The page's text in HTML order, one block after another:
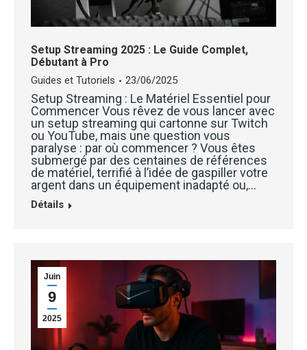
Setup Streaming 2025 : Le Guide Complet,
Débutant à Pro
Guides et Tutoriels 23/06/2025
Setup Streaming : Le Matériel Essentiel pour
Commencer Vous rêvez de vous lancer avec
un setup streaming qui cartonne sur Twitch
ou YouTube, mais une question vous
paralyse : par où commencer ? Vous êtes
submergé par des centaines de références
de matériel, terrifié à l’idée de gaspiller votre
argent dans un équipement inadapté ou,…
Détails
Juin
9
2025